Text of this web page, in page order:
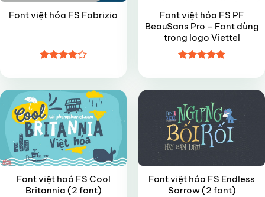
Font việt hóa FS Fabrizio
xếp hạng
45 sao
Font việt hóa FS PF
BeauSans Pro – Font dùng
trong logo Viettel
hạng55
sao
Font việt hoá FS Cool
Britannia (2 font)
Font việt hóa FS Endless
Sorrow (2 font)